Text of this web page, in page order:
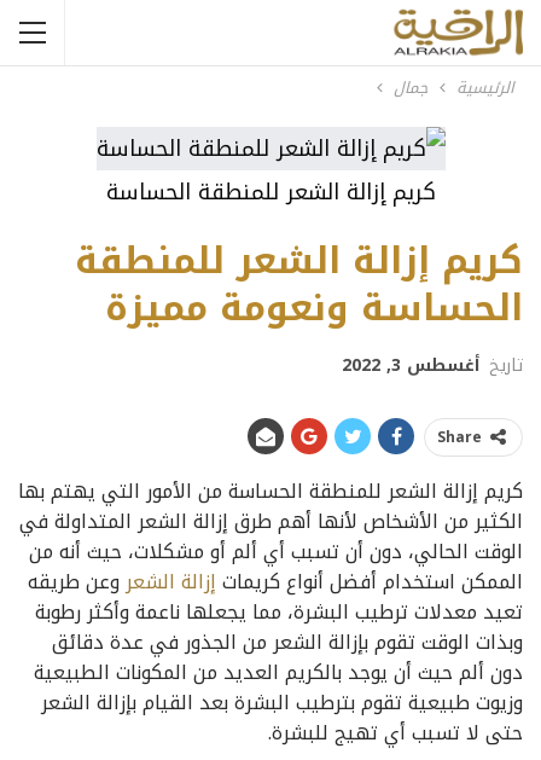
الرئيسية جمال
كريم إزالة الشعر للمنطقة الحساسة
كريم إزالة الشعر للمنطقة
الحساسة ونعومة مميزة
تاريخ أغسطس 3, 2022
Share
كريم إزالة الشعر للمنطقة الحساسة من الأمور التي يهتم بها
الكثير من الأشخاص لأنها أهم طرق إزالة الشعر المتداولة في
الوقت الحالي، دون أن تسبب أي ألم أو مشكلات، حيث أنه من
الممكن استخدام أفضل أنواع كريماتإزالة الشعروعن طريقه
تعيد معدلات ترطيب البشرة، مما يجعلها ناعمة وأكثر رطوبة
وبذات الوقت تقوم بإزالة الشعر من الجذور في عدة دقائق
دون ألم حيث أن يوجد بالكريم العديد من المكونات الطبيعية
وزيوت طبيعية تقوم بترطيب البشرة بعد القيام بإزالة الشعر
حتى لا تسبب أي تهيج للبشرة.